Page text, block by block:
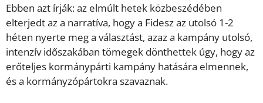
Ebben azt írják: az elmúlt hetek közbeszédében
elterjedt az a narratíva, hogy a Fidesz az utolsó 1-2
héten nyerte meg a választást, azaz a kampány utolsó,
intenzív időszakában tömegek dönthettek úgy, hogy az
erőteljes kormánypárti kampány hatására elmennek,
és a kormányzópártokra szavaznak.